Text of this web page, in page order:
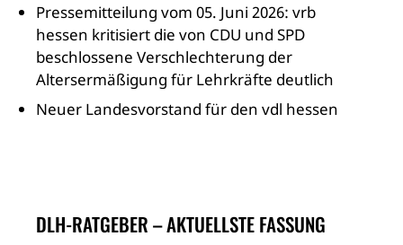
Pressemitteilung vom 05. Juni 2026: vrb
hessen kritisiert die von CDU und SPD
beschlossene Verschlechterung der
Altersermäßigung für Lehrkräfte deutlich
Neuer Landesvorstand für den vdl hessen
DLH-RATGEBER – AKTUELLSTE FASSUNG